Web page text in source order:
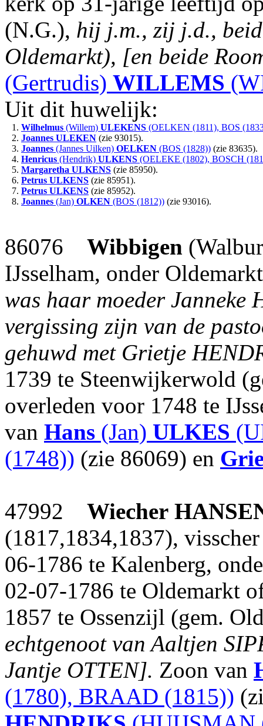
(N.G.), hij j.m., zij j.d.,
Oldemarkt), [en beide
(Gertrudis) WILLEMS
Uit dit huwelijk:
1. Wilhelmus (Willem) ULEKENS (OELKEN (1811), BOS
2. Joannes ULEKEN (zie 93015).
3. Joannes (Jannes Uilken) OELKEN (BOS (1828)) (zie 83635).
4. Henricus (Hendrik) ULKENS (OELEKE (1802), BOSCH
5. Margaretha ULKENS (zie 85950).
6. Petrus ULKENS (zie 85951).
7. Petrus ULKENS (zie 85952).
8. Joannes (Jan) OLKEN (BOS (1812)) (zie 93016).
86076 Wibbigen
IJsselham, onder
was haar moeder Janneke
vergissing zijn van de
gehuwd met Grietje
1739 te Steenwijkerwold
overleden voor 1748 te
van Hans (Jan) ULKES
(1748)) (zie 86069) en
47992 Wiecher
(1817,1834,1837),
06-1786 te Kalenberg,
02-07-1786 te Oldemarkt
1857 te Ossenzijl (gem.
echtgenoot van Aaltjen
Jantje OTTEN]. Zoon van
(1780), BRAAD (1815))